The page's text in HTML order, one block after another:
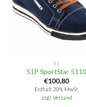
S1
S1P SportStar 5110
€100,80
Enthält 20% MwSt.
zzgl. Versand